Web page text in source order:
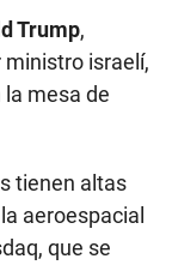
Trump,
israelí,
mesa de
tienen altas
aeroespacial
que se